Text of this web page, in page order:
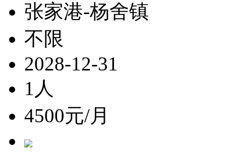
张家港-杨舍镇
不限
2028-12-31
1人
4500元/月